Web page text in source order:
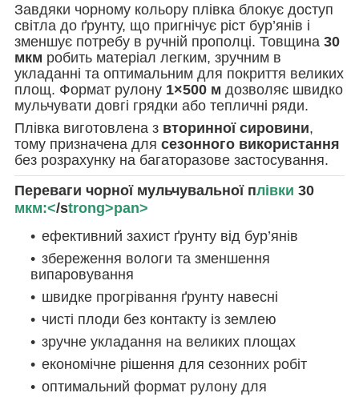
Завдяки чорному кольору плівка блокує доступ
світла до ґрунту, що пригнічує ріст бур’янів і
зменшує потребу в ручній прополці. Товщина 30
мкм робить матеріал легким, зручним в
укладанні та оптимальним для покриття великих
площ. Формат рулону 1×500 м дозволяє швидко
мульчувати довгі грядки або тепличні ряди.
Плівка виготовлена з вторинної сировини,
тому призначена для сезонного використання
без розрахунку на багаторазове застосування.
Переваги чорної мульчувальної плівки 30
мкм:</strong>pan>
ефективний захист ґрунту від бур’янів
збереження вологи та зменшення
випаровування
швидке прогрівання ґрунту навесні
чисті плоди без контакту із землею
зручне укладання на великих площах
економічне рішення для сезонних робіт
оптимальний формат рулону для